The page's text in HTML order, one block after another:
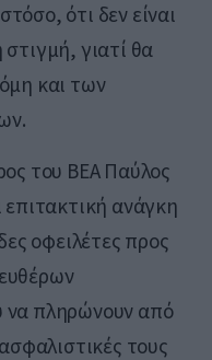
ότι δεν είναι
γιατί θα
και των
του ΒΕΑ Παύλος
επιτακτική ανάγκη
οφειλέτες προς
να πληρώνουν από
τους